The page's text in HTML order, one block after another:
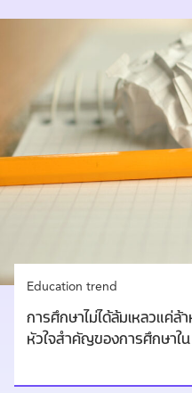
Education trend
การศึกษาไม่ได้ล้มเหลวแค่ล้า
หัวใจสำคัญของการศึกษาใ